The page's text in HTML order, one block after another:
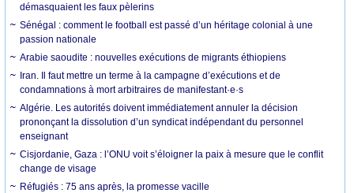
démasquaient les faux pèlerins
Sénégal : comment le football est passé d’un héritage colonial à une
passion nationale
Arabie saoudite : nouvelles exécutions de migrants éthiopiens
Iran. Il faut mettre un terme à la campagne d’exécutions et de
condamnations à mort arbitraires de manifestant·e·s
Algérie. Les autorités doivent immédiatement annuler la décision
prononçant la dissolution d’un syndicat indépendant du personnel
enseignant
Cisjordanie, Gaza : l’ONU voit s’éloigner la paix à mesure que le conflit
change de visage
Réfugiés : 75 ans après, la promesse vacille